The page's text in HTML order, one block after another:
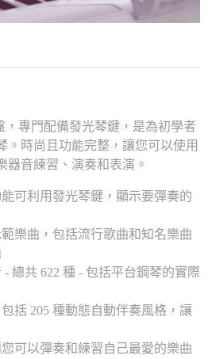
，專門配備發光琴鍵，是為初學者
。時尚且功能完整，讓您可以使用
器音練習、演奏和表演。
可利用發光琴鍵，顯示要彈奏的
樂曲，包括流行歌曲和知名樂曲
總共 622 種 - 包括平台鋼琴的實際
括 205 種動態自動伴奏風格，讓
可以彈奏和練習自己最愛的樂曲